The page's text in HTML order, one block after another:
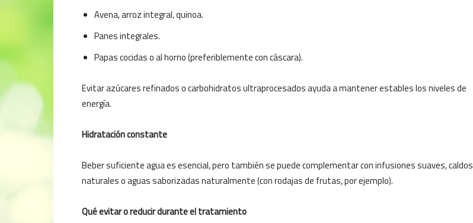
Avena, arroz integral, quinoa.
Panes integrales.
Papas cocidas o al horno (preferiblemente con cáscara).
Evitar azúcares refinados o carbohidratos ultraprocesados ayuda a mantener estables los niveles de
energía.
Hidratación constante
Beber suficiente agua es esencial, pero también se puede complementar con infusiones suaves, caldos
naturales o aguas saborizadas naturalmente (con rodajas de frutas, por ejemplo).
Qué evitar o reducir durante el tratamiento